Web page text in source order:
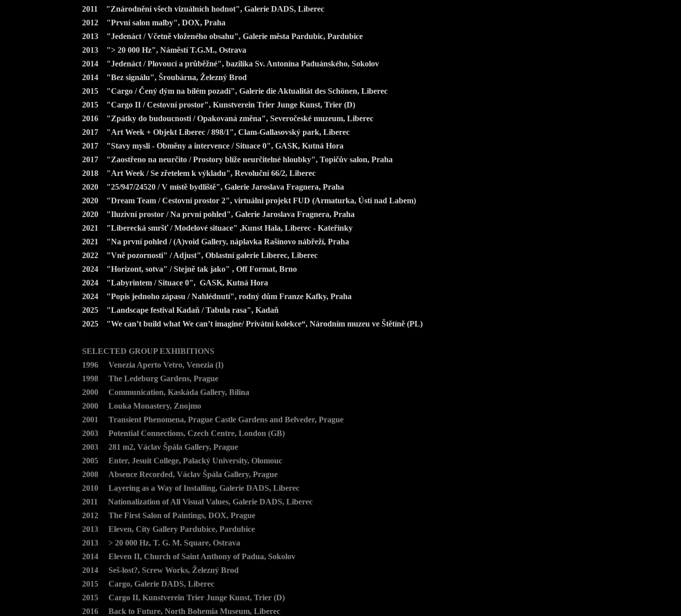
2011 "Znárodnění všech vizuálních hodnot", Galerie DADS, Liberec
2012 "První salon malby", DOX, Praha
2013 "Jedenáct / Včetně vloženého obsahu", Galerie města Pardubic, Pardubice
2013 "> 20 000 Hz", Náměstí T.G.M., Ostrava
2014 "Jedenáct / Plovoucí a průběžné", bazilika Sv. Antonína Paduánského, Sokolov
2014 "Bez signálu", Šroubárna, Železný Brod
2015 "Cargo / Čený dým na bílém pozadí", Galerie die Aktualität des Schönen, Liberec
2015 "Cargo II / Cestovní prostor", Kunstverein Trier Junge Kunst, Trier (D)
2016 "Zpátky do budoucnosti / Opakovaná změna", Severočeské muzeum, Liberec
2017 "Art Week + Objekt Liberec / 898/1", Clam-Gallasovský park, Liberec
2017 "Stavy mysli - Obměny a intervence / Situace 0", GASK, Kutná Hora
2017 "Zaostřeno na neurčito / Prostory blíže neurčitelné hloubky", Topičův salon, Praha
2018 "Art Week / Se zřetelem k výkladu", Revoluční 66/2, Liberec
2020 "25/947/24520 / V místě bydliště", Galerie Jaroslava Fragnera, Praha
2020 "Dream Team / Cestovní prostor 2", virtuální projekt FUD (Armaturka, Ústí nad Labem)
2020 "Iluzivní prostor / Na první pohled", Galerie Jaroslava Fragnera, Praha
2021 "Liberecká smršť / Modelové situace" ,Kunst Hala, Liberec - Kateřinky
2021 "Na první pohled / (A)void Gallery, náplavka Rašínovo nábřeží, Praha
2022 "Vně pozornosti" / Adjust", Oblastní galerie Liberec, Liberec
2024 "Horizont, sotva" / Stejně tak jako" , Off Format, Brno
2024 "Labyrintem / Situace 0", GASK, Kutná Hora
2024 "Popis jednoho zápasu / Nahlédnutí", rodný dům Franze Kafky, Praha
2025 "Landscape festival Kadaň / Tabula rasa", Kadaň
2025 "We can’t build what We can’t imagine/ Privátní kolekce“, Národním muzeu ve Štětíně (PL)
SELECTED GROUP EXHIBITIONS
1996 Venezia Aperto Vetro, Venezia (I)
1998 The Ledeburg Gardens, Prague
2000 Communication, Kaskáda Gallery, Bílina
2000 Louka Monastery, Znojmo
2001 Transient Phenomena, Prague Castle Gardens and Belveder, Prague
2003 Potential Connections, Czech Centre, London (GB)
2003 281 m2, Václav Špála Gallery, Prague
2005 Enter, Jesuit College, Palacký University, Olomouc
2008 Absence Recorded, Václav Špála Gallery, Prague
2010 Layering as a Way of Installing, Galerie DADS, Liberec
2011 Nationalization of All Visual Values, Galerie DADS, Liberec
2012 The First Salon of Paintings, DOX, Prague
2013 Eleven, City Gallery Pardubice, Pardubice
2013 > 20 000 Hz, T. G. M. Square, Ostrava
2014 Eleven II, Church of Saint Anthony of Padua, Sokolov
2014 Seš-lost?, Screw Works, Železný Brod
2015 Cargo, Galerie DADS, Liberec
2015 Cargo II, Kunstverein Trier Junge Kunst, Trier (D)
2016 Back to Future, North Bohemia Museum, Liberec